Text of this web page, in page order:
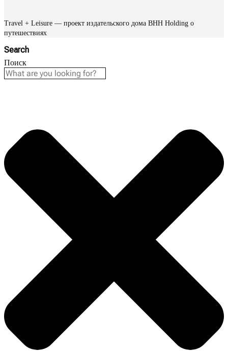
Travel + Leisure — проект издательского дома BHH Holding о
путешествиях
Search
Поиск